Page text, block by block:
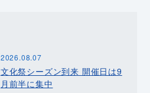
2026.08.07
文化祭シーズン到来 開催日は9
月前半に集中